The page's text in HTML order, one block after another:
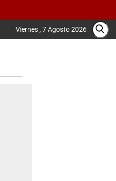
Viernes , 7 Agosto 2026